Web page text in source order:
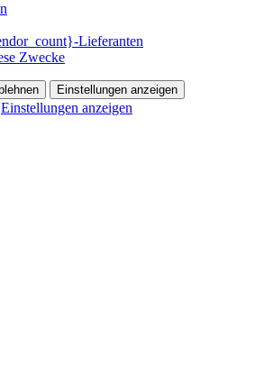
Lieferanten
Zwecke
Einstellungen anzeigen
Einstellungen anzeigen